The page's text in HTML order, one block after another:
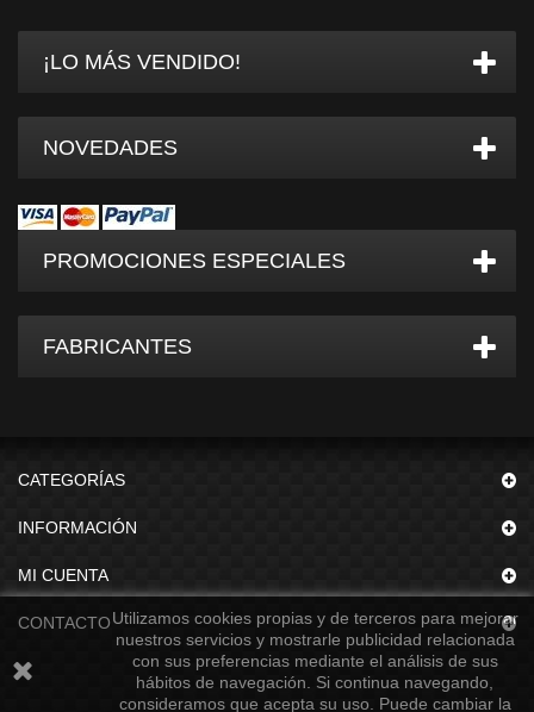
¡LO MÁS VENDIDO!
NOVEDADES
PROMOCIONES ESPECIALES
FABRICANTES
CATEGORÍAS
INFORMACIÓN
MI CUENTA
CONTACTOUtilizamos cookies propias y de terceros para mejorar
nuestros servicios y mostrarle publicidad relacionada
con sus preferencias mediante el análisis de sus
hábitos de navegación. Si continua navegando,
consideramos que acepta su uso. Puede cambiar la